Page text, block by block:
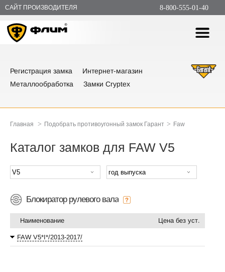
САЙТ ПРОИЗВОДИТЕЛЯ 8-800-555-01-40
Регистрация замка
Интернет-магазин
Металлообработка
Замки Cryptex
Главная > Подобрать противоугонный замок Гарант > Faw
Каталог замков для FAW V5
Блокиратор рулевого вала
Наименование Цена без уст.
FAW V5*I*/2013-2017/